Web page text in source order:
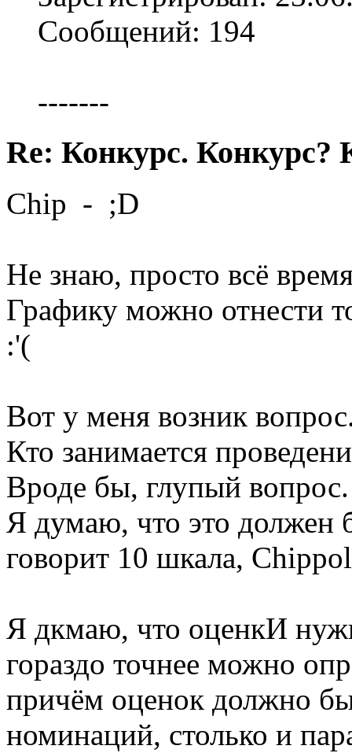
Сообщений: 194
-------
Re: Конкурс. Конкурс?
Chip - ;D
Не знаю, просто всё
Графику можно отнести
:'(
Вот у меня возник
Кто занимается
Вроде бы, глупый вопрос.
Я думаю, что это должен
говорит 10 шкала,
Я дкмаю, что оценкИ
гораздо точнее можно
причём оценок должно
номинаций, столько и